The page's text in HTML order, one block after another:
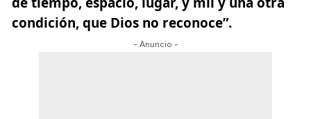
condición, que Dios no reconoce”.
- Anuncio -